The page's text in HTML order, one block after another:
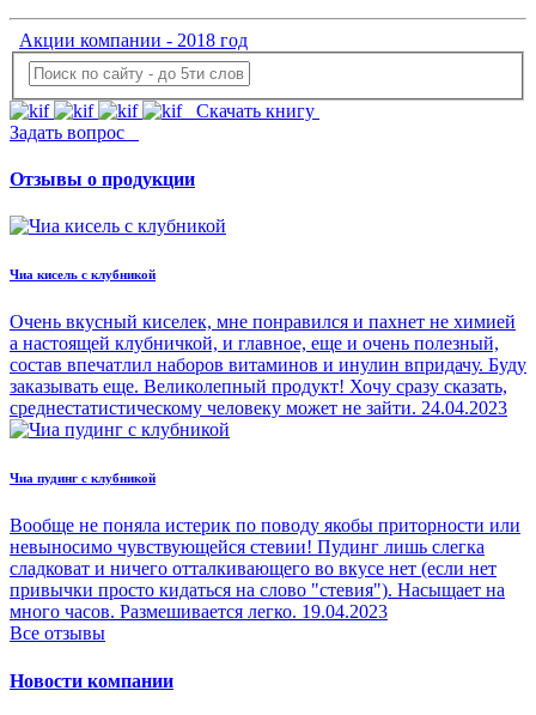
Акции компании - 2018 год
Скачать книгу
Задать вопрос
Отзывы о продукции
Чиа кисель с клубникой
Очень вкусный киселек, мне понравился и пахнет не химией
а настоящей клубничкой, и главное, еще и очень полезный,
состав впечатлил наборов витаминов и инулин впридачу. Буду
заказывать еще. Великолепный продукт! Хочу сразу сказать,
среднестатистическому человеку может не зайти. 24.04.2023
Чиа пудинг с клубникой
Вообще не поняла истерик по поводу якобы приторности или
невыносимо чувствующейся стевии! Пудинг лишь слегка
сладковат и ничего отталкивающего во вкусе нет (если нет
привычки просто кидаться на слово "стевия"). Насыщает на
много часов. Размешивается легко. 19.04.2023
Все отзывы
Новости компании